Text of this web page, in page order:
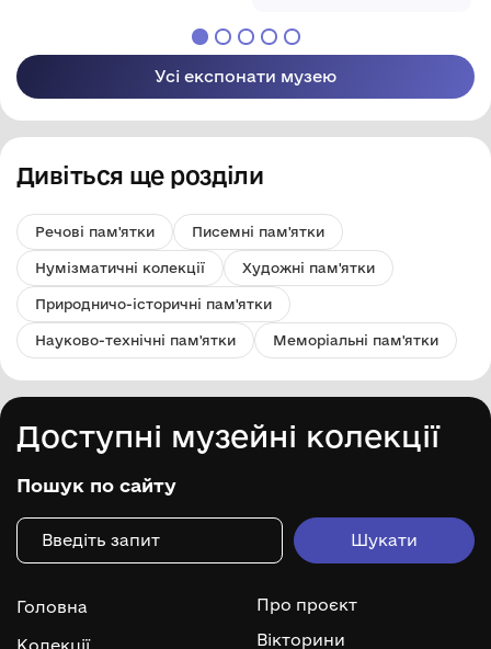
політичної літератури,
1951 рік.
Усі експонати музею
Дивіться ще розділи
Речові пам'ятки Писемні пам'ятки
Нумізматичні колекції Художні пам'ятки
Природничо-історичні пам'ятки
Науково-технічні пам'ятки Меморіальні пам'ятки
Доступні музейні колекції
Пошук по сайту
Головна
Про проєкт
Вікторини